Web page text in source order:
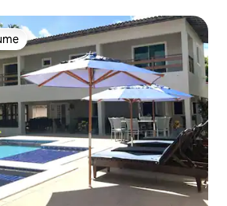
на гостите